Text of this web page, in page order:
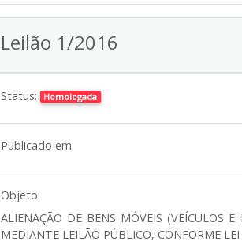
Leilão 1/2016
Status: Homologada
Publicado em:
Objeto:
ALIENAÇÃO DE BENS MÓVEIS (VEÍCULOS E
MEDIANTE LEILÃO PÚBLICO, CONFORME